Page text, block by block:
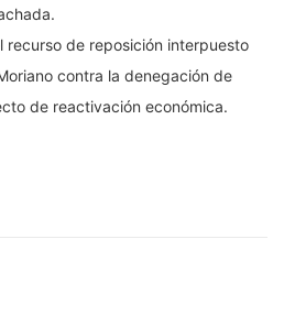
recurso de reposición interpuesto
contra la denegación de
de reactivación económica.